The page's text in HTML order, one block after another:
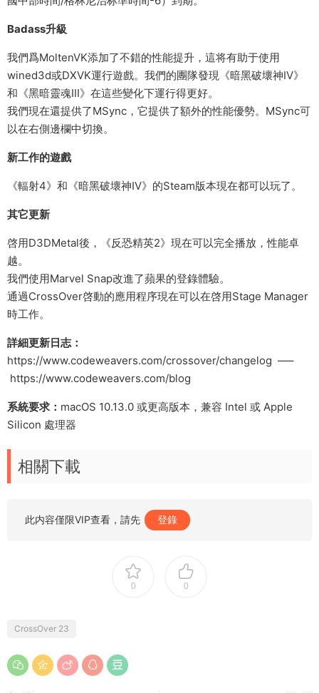
Badass升級
我們爲MoltenVK添加了不錯的性能提升，這将有助于使用
wined3d或DXVK運行遊戲。我們的團隊發現《暗黑破壞神IV》
和《黑暗靈魂III》在這些變化下運行得更好。
我們現在還提供了MSync，它提供了額外的性能優勢。MSync可
以在右側邊欄中切換。
新工作的遊戲
《輻射4》和《暗黑破壞神IV》的Steam版本現在都可以玩了。
其它更新
啓用D3DMetal後，《反恐精英2》現在可以完全播放，性能卓
越。
我們使用Marvel Snap改進了蘋果的登錄體驗。
通過CrossOver啓動的應用程序現在可以在啓用Stage Manager
時工作。
詳細更新日志：
https://www.codeweavers.com/crossover/changelog —–
https://www.codeweavers.com/blog
系統要求： macOS 10.13.0 或更高版本，兼容 Intel 或 Apple
Silicon 處理器
相關下載
此内容僅限VIP查看，請先 登錄
0 0
CrossOver 23